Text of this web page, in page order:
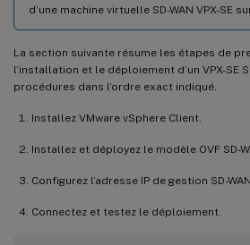
d’une machine virtuelle SD-WAN VPX-SE
La section suivante résume les étapes de
l’installation et le déploiement d’un VPX-SE
procédures dans l’ordre exact indiqué.
Installez VMware vSphere Client.
Installez et déployez le modèle OVF SD-
Configurez l’adresse IP de gestion SD-WAN
Connectez et testez le déploiement.